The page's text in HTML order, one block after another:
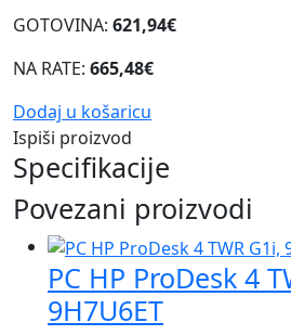
GOTOVINA: 621,94€
NA RATE: 665,48€
Dodaj u košaricu
Ispiši proizvod
Specifikacije
Povezani proizvodi
PC HP ProDesk 4
9H7U6ET